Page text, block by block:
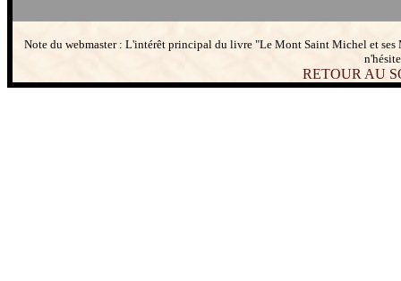
Note du webmaster : L'intérêt principal du livre "Le Mont Saint Michel et ses
RETOUR AU